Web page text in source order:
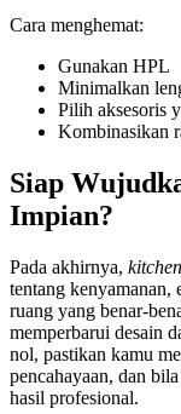
Cara menghemat:
Gunakan HPL
Minimalkan
Pilih aksesoris
Kombinasikan
Siap
Impian?
Pada akhirnya,
tentang kenyamanan,
ruang yang benar-
memperbarui desain
nol, pastikan kamu
pencahayaan, dan
hasil profesional.